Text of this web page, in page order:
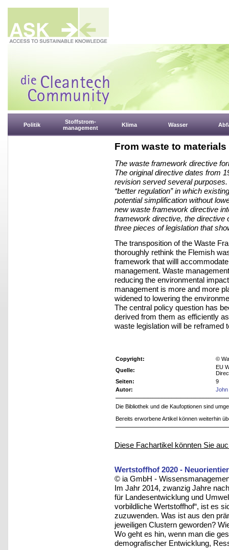
Politik
Stoffstrom-
management
Klima Wasser
From waste to
The waste framework directive
The original directive dates from
revision served several
“better regulation” in which
potential simplification without
new waste framework directive
framework directive, the directive
three pieces of legislation that
The transposition of the Waste
thoroughly rethink the Flemish
framework that willl
management. Waste
reducing the environmental
management is more and more
widened to lowering the
The central policy question has
derived from them as efficiently
waste legislation will be reframed
Copyright:
©
Quelle:
EU
Seiten:
9
Autor:
Die Bibliothek und die Kaufoptionen sind
Bereits erworbene Artikel können weiterhin
Diese Fachartikel könnten Sie
Wertstoffhof 2020 -
© ia GmbH -
Im Jahr 2014, zwanzig Jahre
für Landesentwicklung und
vorbildliche Wertstoffhof“, ist es
zuzuwenden. Was ist aus den
jeweiligen Clustern geworden?
Wo geht es hin, wenn man die
demografischer Entwicklung,